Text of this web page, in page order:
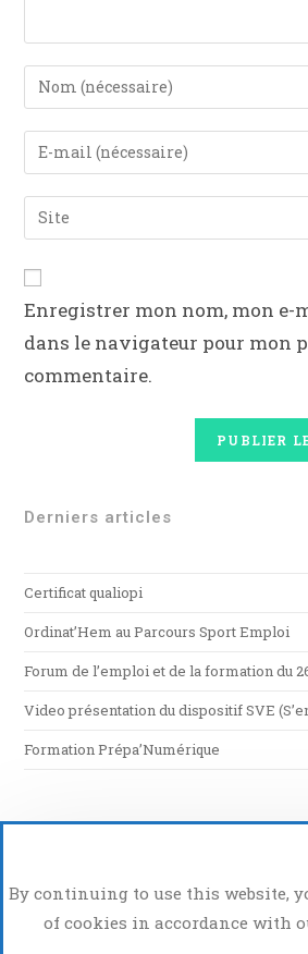
Enregistrer mon nom, mon e-
dans le navigateur pour mon
commentaire.
Derniers articles
Certificat qualiopi
Ordinat’Hem au Parcours Sport Emploi
Forum de l’emploi et de la formation du
Video présentation du dispositif SVE
Formation Prépa’Numérique
By continuing to use this website,
of cookies in accordance with